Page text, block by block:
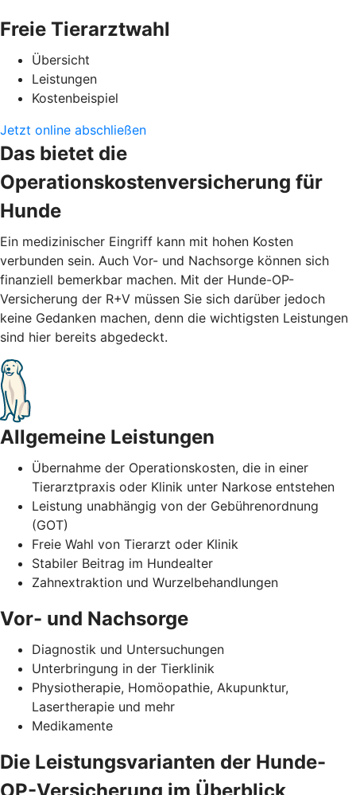
Freie Tierarztwahl
Übersicht
Leistungen
Kostenbeispiel
Jetzt online abschließen
Das bietet die
Operationskostenversicherung für
Hunde
Ein medizinischer Eingriff kann mit hohen Kosten
verbunden sein. Auch Vor- und Nachsorge können sich
finanziell bemerkbar machen. Mit der Hunde-OP-
Versicherung der R+V müssen Sie sich darüber jedoch
keine Gedanken machen, denn die wichtigsten Leistungen
sind hier bereits abgedeckt.
Allgemeine Leistungen
Übernahme der Operationskosten, die in einer
Tierarztpraxis oder Klinik unter Narkose entstehen
Leistung unabhängig von der Gebührenordnung
(GOT)
Freie Wahl von Tierarzt oder Klinik
Stabiler Beitrag im Hundealter
Zahnextraktion und Wurzelbehandlungen
Vor- und Nachsorge
Diagnostik und Untersuchungen
Unterbringung in der Tierklinik
Physiotherapie, Homöopathie, Akupunktur,
Lasertherapie und mehr
Medikamente
Die Leistungsvarianten der Hunde-
OP-Versicherung im Überblick